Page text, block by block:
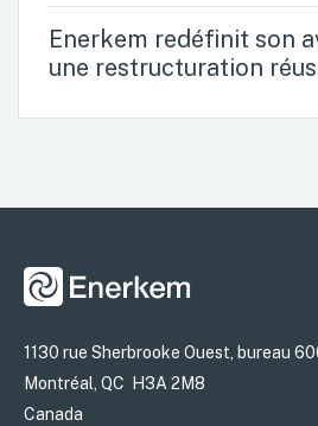
Enerkem redéfinit son
une restructuration
1130 rue Sherbrooke Ouest, bureau
Montréal, QC H3A 2M8
Canada